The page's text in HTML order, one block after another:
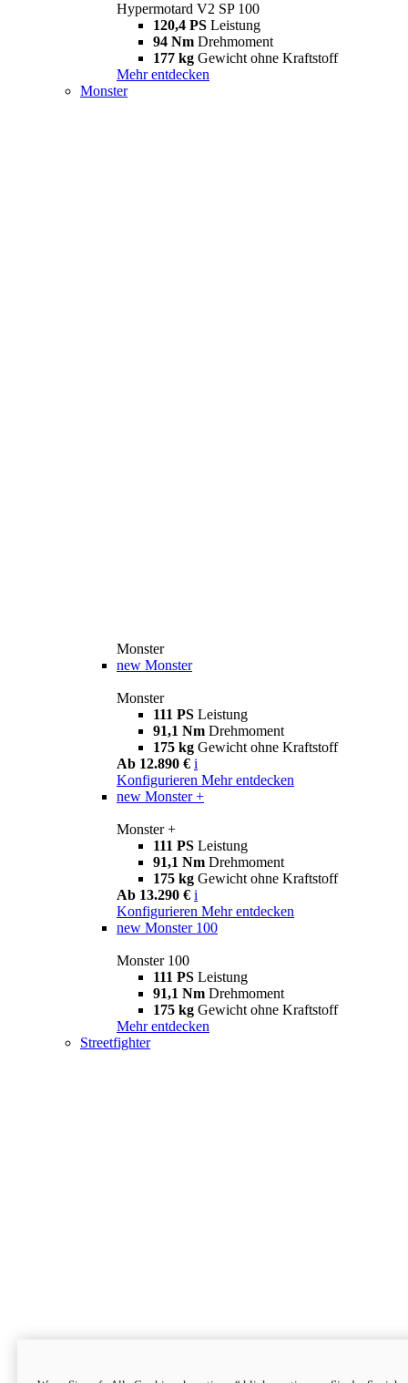
Hypermotard V2 SP 100
120,4 PS Leistung
94 Nm Drehmoment
177 kg Gewicht ohne Kraftstoff
Mehr entdecken
Monster
Monster
new Monster
Monster
111 PS Leistung
91,1 Nm Drehmoment
175 kg Gewicht ohne Kraftstoff
Ab 12.890 € i
Konfigurieren Mehr entdecken
new Monster +
Monster +
111 PS Leistung
91,1 Nm Drehmoment
175 kg Gewicht ohne Kraftstoff
Ab 13.290 € i
Konfigurieren Mehr entdecken
new Monster 100
Monster 100
111 PS Leistung
91,1 Nm Drehmoment
175 kg Gewicht ohne Kraftstoff
Mehr entdecken
Streetfighter